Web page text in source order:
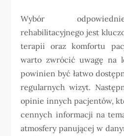
Wybór
rehabilitacyjnego jest
terapii oraz komfortu
warto zwrócić uwagę na
powinien być łatwo
regularnych wizyt.
opinie innych pacjentów,
cennych informacji na
atmosfery panującej w